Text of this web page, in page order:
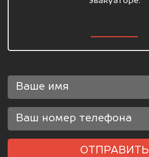
ОТПРАВИТЬ